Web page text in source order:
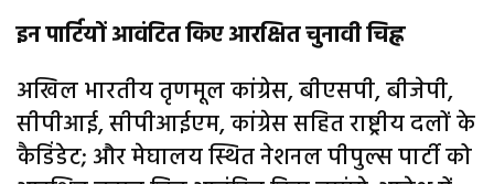
इन पार्टियों आवंटित किए आरक्षित चुनावी चिह्न
अखिल भारतीय तृणमूल कांग्रेस, बीएसपी, बीजेपी,
सीपीआई, सीपीआईएम, कांग्रेस सहित राष्ट्रीय दलों के
कैडिंडेट; और मेघालय स्थित नेशनल पीपुल्स पार्टी को